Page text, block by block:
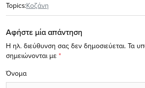
Topics:Κοζάνη
Αφήστε μία απάντηση
Η ηλ. διεύθυνση σας δεν δημοσιεύεται. Τα
σημειώνονται με *
Όνομα